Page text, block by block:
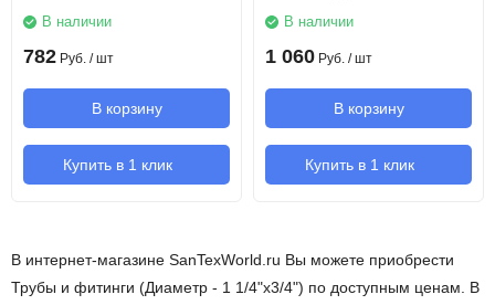
В наличии
782 Руб. / шт
В корзину
Купить в 1 клик
В наличии
1 060 Руб. / шт
В корзину
Купить в 1 клик
В интернет-магазине SanTexWorld.ru Вы можете приобрести
Трубы и фитинги (Диаметр - 1 1/4"х3/4") по доступным ценам. В